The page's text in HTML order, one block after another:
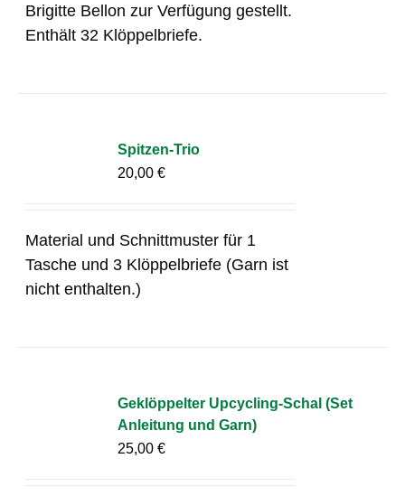
Brigitte Bellon zur Verfügung gestellt.
Enthält 32 Klöppelbriefe.
Spitzen-Trio
20,00€
Material und Schnittmuster für 1
Tasche und 3 Klöppelbriefe (Garn ist
nicht enthalten.)
Geklöppelter Upcycling-Schal (Set
Anleitung und Garn)
25,00€